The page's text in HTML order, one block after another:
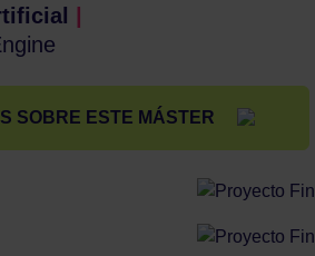
SOBRE ESTE MÁSTER